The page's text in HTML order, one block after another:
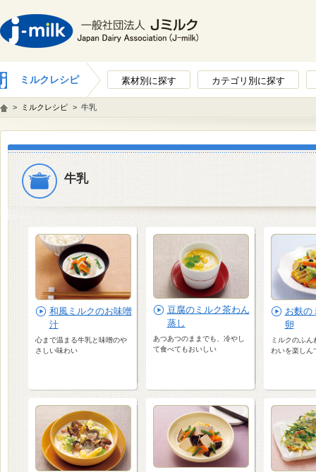
ミルクレシピ 素材別に探す カテゴリ別に探す
> ミルクレシピ > 牛乳
牛乳
和風ミルクのお味噌
汁
心まで温まる牛乳と味噌のや
さしい味わい
豆腐のミルク茶わん
蒸し
あつあつのままでも、冷やし
て食べてもおいしい
お麩の
卵
ミルクのふん
わいを楽しん